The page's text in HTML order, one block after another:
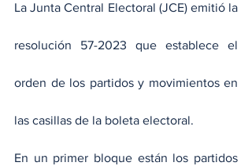
La Junta Central Electoral (JCE) emitió la
resolución 57-2023 que establece el
orden de los partidos y movimientos en
las casillas de la boleta electoral.
En un primer bloque están los partidos